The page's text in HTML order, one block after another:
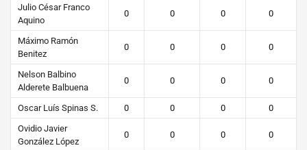
Julio César Franco
Aquino
0 0 0 0
Máximo Ramón
Benitez
0 0 0 0
Nelson Balbino
Alderete Balbuena
0 0 0 0
Oscar Luís Spinas S. 0 0 0
0
Ovidio Javier
González López
0 0 0 0